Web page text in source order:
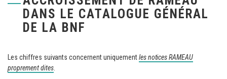
DANS LE CATALOGUE GÉNÉRAL
DE LA BNF
Les chiffres suivants concernent uniquementles notices RAMEAU
proprement dites.